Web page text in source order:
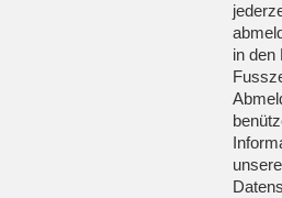
in den